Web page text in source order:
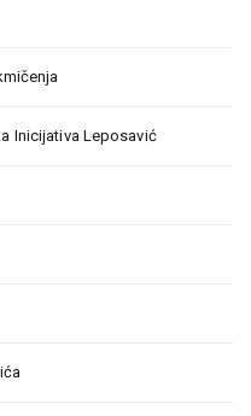
Inicijativa Leposavić